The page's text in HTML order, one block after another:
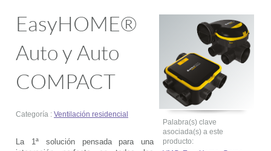
EasyHOME®
Auto y Auto
COMPACT
Categoría : Ventilación residencial
La 1ª solución pensada para una
Palabra(s) clave
asociada(s) a este
producto: